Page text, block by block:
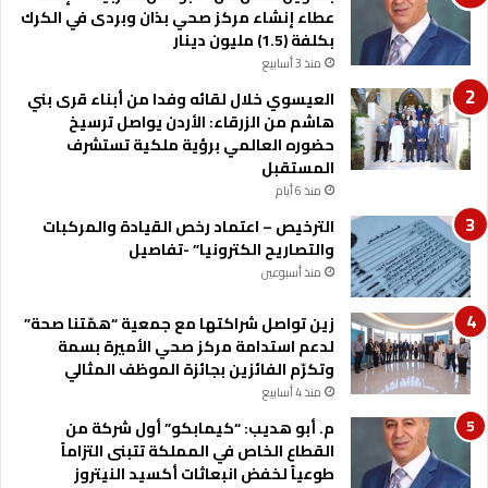
ي
ن
ح
ك
ي
م
ع
ز
ز
س
ت
ق
ر
ا
ر
و
أ
م
ن
ا
ا
عطاء إنشاء مركز صحي بذان وبردى في الكرك
بكلفة (1.5) مليون دينار
منذ 3 أسابيع
العيسوي خلال لقائه وفدا من أبناء قرى بني
هاشم من الزرقاء: الأردن يواصل ترسيخ
حضوره العالمي برؤية ملكية تستشرف
المستقبل
منذ 6 أيام
الترخيص – اعتماد رخص القيادة والمركبات
والتصاريح الكترونيا” -تفاصيل
منذ أسبوعين
زين تواصل شراكتها مع جمعية “همّتنا صحة”
لدعم استدامة مركز صحي الأميرة بسمة
وتكرّم الفائزين بجائزة الموظف المثالي
منذ 4 أسابيع
م. أبو هديب: “كيمابكو” أول شركة من
القطاع الخاص في المملكة تتبنى التزاماً
طوعياً لخفض انبعاثات أكسيد النيتروز